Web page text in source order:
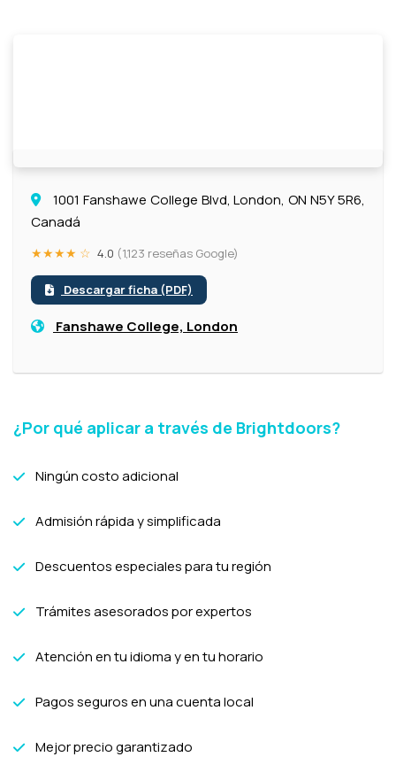
1001 Fanshawe College Blvd, London, ON N5Y 5R6,
Canadá
★★★★ ☆ 4.0 (1,123 reseñas Google)
Descargar ficha (PDF)
Fanshawe College, London
¿Por qué aplicar a través de Brightdoors?
Ningún costo adicional
Admisión rápida y simplificada
Descuentos especiales para tu región
Trámites asesorados por expertos
Atención en tu idioma y en tu horario
Pagos seguros en una cuenta local
Mejor precio garantizado